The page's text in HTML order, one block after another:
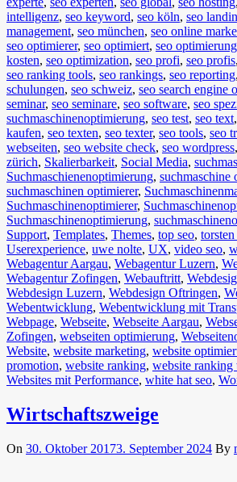
intelligenz, seo keyword, seo köln, seo
management, seo münchen, seo online
seo optimierer, seo optimiert, seo optimierung
kosten, seo optimization, seo profi, seo profis,
seo ranking tools, seo rankings, seo reporting,
schulungen, seo schweiz, seo search engine
seminar, seo seminare, seo software, seo
suchmaschinenoptimierung, seo test, seo text,
kaufen, seo texten, seo texter, seo tools, seo
webseiten, seo website check, seo wordpress,
zürich, Skalierbarkeit, Social Media,
Suchmaschienenoptimierung, suchmaschine
suchmaschinen optimierer,
Suchmaschinenoptimierer,
Suchmaschinenoptimierung,
Support, Templates, Themes, top seo,
Userexperience, uwe nolte, UX, video seo,
Webagentur Aargau, Webagentur Luzern,
Webagentur Zofingen, Webauftritt,
Webdesign Luzern, Webdesign Oftringen,
Webentwicklung, Webentwicklung mit
Webpage, Webseite, Webseite Aargau,
Zofingen, webseiten optimierung,
Website, website marketing, website
promotion, website ranking, website ranking
Websites mit Performance, white hat seo,
Wirtschaftszweige
On 30. Oktober 20173. September 2024 By